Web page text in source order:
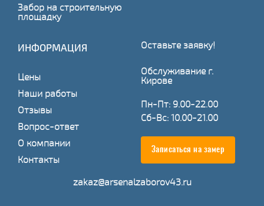
Забор на строительную
площадку
ИНФОРМАЦИЯ
Цены
Наши работы
Отзывы
Вопрос-ответ
О компании
Контакты
Оставьте заявку!
Обслуживание г.
Кирове
Пн-Пт: 9.00-22.00
Сб-Вс: 10.00-21.00
Записаться на замер
zakaz@arsenalzaborov43.ru